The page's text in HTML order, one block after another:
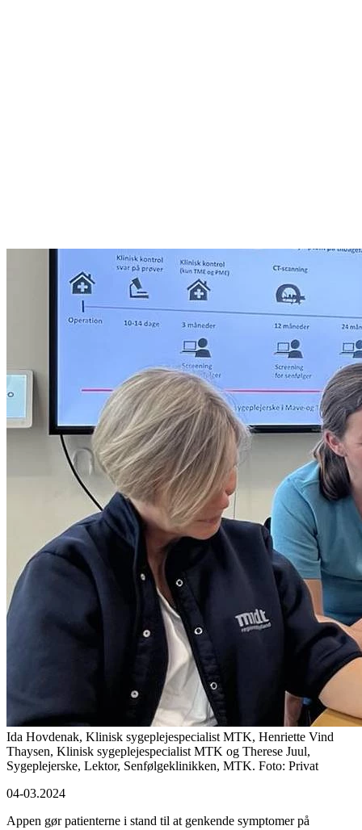
Ida Hovdenak, Klinisk sygeplejespecialist MTK, Henriette Vind
Thaysen, Klinisk sygeplejespecialist MTK og Therese Juul,
Sygeplejerske, Lektor, Senfølgeklinikken, MTK. Foto: Privat
04-03.2024
Appen gør patienterne i stand til at genkende symptomer på